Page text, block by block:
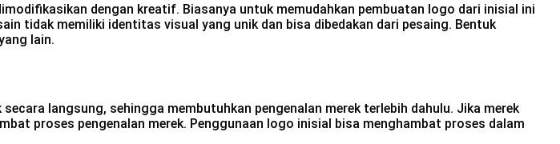
dengan kreatif. Biasanya untuk memudahkan pembuatan logo dari inisial ini
tidak memiliki identitas visual yang unik dan bisa dibedakan dari pesaing. Bentuk
lain.
langsung, sehingga membutuhkan pengenalan merek terlebih dahulu. Jika merek
proses pengenalan merek. Penggunaan logo inisial bisa menghambat proses dalam